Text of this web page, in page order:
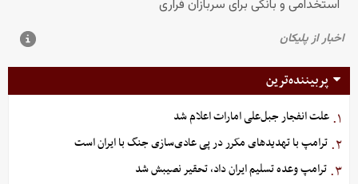
پربیننده‌ترین
۱. علت انفجار جبل‌علی امارات اعلام شد
۲. ترامپ با تهدیدهای مکرر در پی عادی‌سازی جنگ با ایران است
۳. ترامپ وعده تسلیم ایران داد، تحقیر نصیبش شد